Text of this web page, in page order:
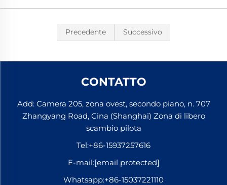
Precedente Successivo
CONTATTO
Add: Camera 205, zona ovest, secondo piano, n. 707
Zhangyang Road, Cina (Shanghai) Zona di libero
scambio pilota
Tel:+86-15937257616
E-mail:[email protected]
Whatsapp:+86-15037221110